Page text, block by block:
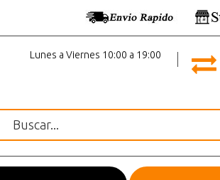
Lunes a Viernes 10:00 a 19:00